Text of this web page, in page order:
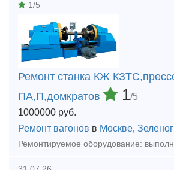
1/5
Ремонт станка КЖ
ПА,П,домкратов
1/5
1000000 руб.
Ремонт вагонов в Москве,